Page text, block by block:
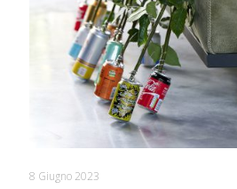
8 Giugno 2023